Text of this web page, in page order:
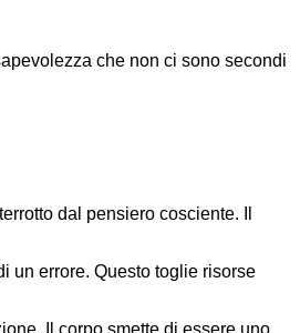
che non ci sono secondi
dal pensiero cosciente. Il
un errore. Questo toglie risorse
Il corpo smette di essere uno